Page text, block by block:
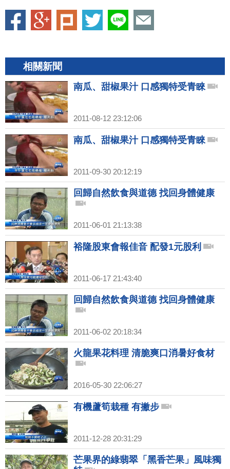
相關新聞
南瓜、甜椒果汁 口感獨特受青睞
2011-08-12 23:12:06
南瓜、甜椒果汁 口感獨特受青睞
2011-09-30 20:12:19
回歸自然飲食與道德 找回身體健康
2011-06-01 21:13:38
裕隆股東會報佳音 配發1元股利
2011-06-17 21:43:40
回歸自然飲食與道德 找回身體健康
2011-06-02 20:18:34
火龍果花料理 清脆爽口消暑好食材
2016-05-30 22:06:27
有機蘆筍栽種 有撇步
2011-12-28 20:31:29
芒果界的綠翡翠「黑香芒果」風味獨